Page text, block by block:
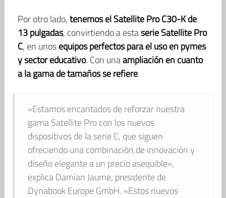
Por otro lado,tenemos el Satellite Pro C30-K de
13 pulgadas, convirtiendo a estaserie Satellite Pro
C, en unosequipos perfectos para el uso en pymes
y sector educativo. Con unaampliación en cuanto
a la gama de tamaños se refiere.
«Estamos encantados de reforzar nuestra
gama Satellite Pro con los nuevos
dispositivos de la serie C, que siguen
ofreciendo una combinación de innovación y
diseño elegante a un precio asequible»,
explica Damian Jaume, presidente de
Dynabook Europe GmbH. «Estos nuevos